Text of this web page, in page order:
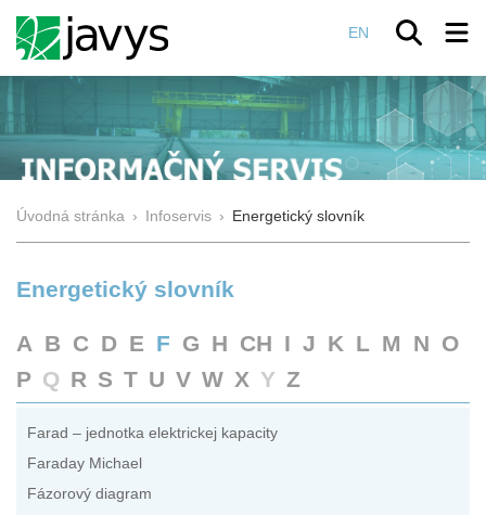
EN
Úvodná stránka › Infoservis › Energetický slovník
Energetický slovník
A B C D E F G H CH I J K L M N O
P Q R S T U V W X Y Z
Farad – jednotka elektrickej kapacity
Faraday Michael
Fázorový diagram